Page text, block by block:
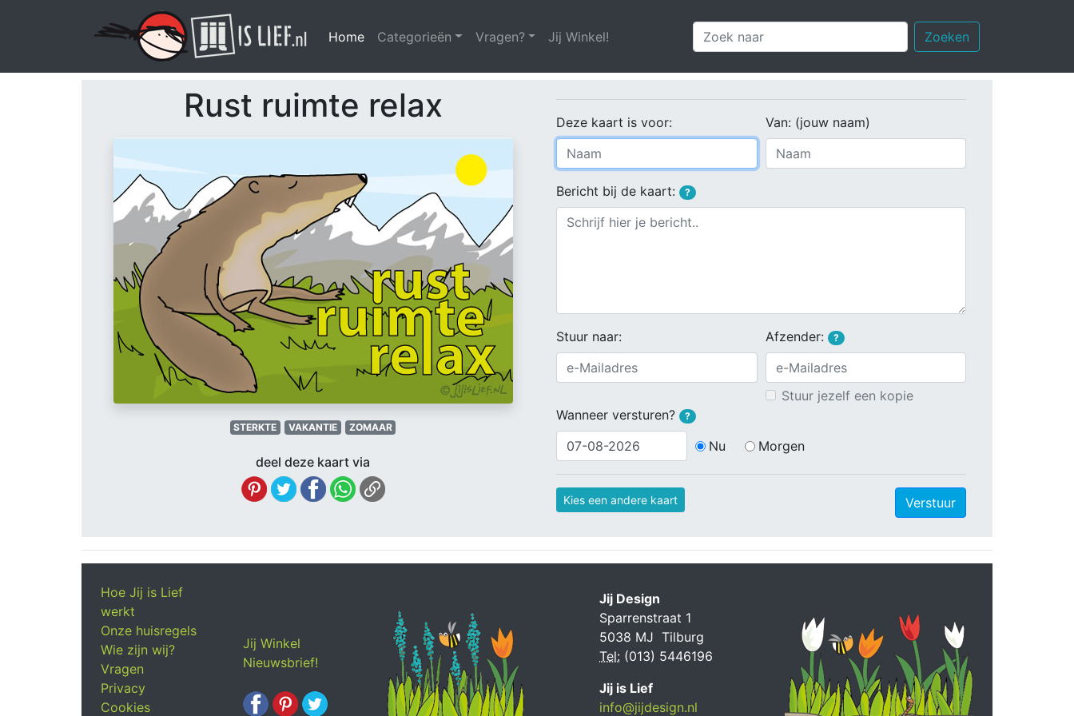
Home (huidige)
Categorieën Vragen? Jij Winkel! Zoeken
Rust ruimte relax
STERKTE VAKANTIE ZOMAAR
deel deze kaart via
Deze kaart is voor: Van: (jouw naam)
Bericht bij de kaart: ?
Stuur naar: Afzender: ?
Stuur jezelf een kopie
Wanneer versturen?
?
Nu Morgen
Kies een andere kaart Verstuur
Hoe Jij is Lief
werkt
Onze huisregels
Wie zijn wij?
Vragen
Privacy
Cookies
Jij Winkel
Nieuwsbrief!
Jij Design
Sparrenstraat 1
5038 MJ Tilburg
Tel: (013) 5446196
Jij is Lief
info@jijdesign.nl